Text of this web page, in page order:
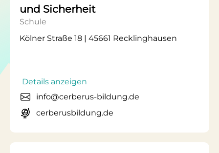
und Sicherheit
Schule
Kölner Straße 18 | 45661 Recklinghausen
Details anzeigen
info@cerberus-bildung.de
cerberusbildung.de